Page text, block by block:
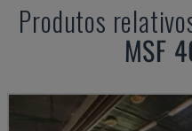
Produtos
MSF